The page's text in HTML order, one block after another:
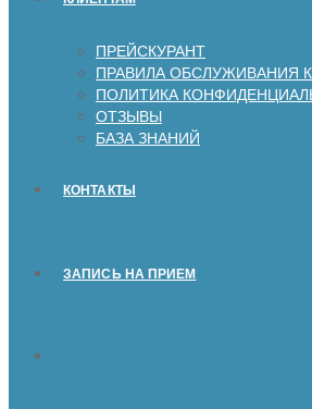
ПРЕЙСКУРАНТ
ПРАВИЛА ОБСЛУЖИВАНИЯ
ПОЛИТИКА
ОТЗЫВЫ
БАЗА ЗНАНИЙ
КОНТАКТЫ
ЗАПИСЬ НА ПРИЕМ